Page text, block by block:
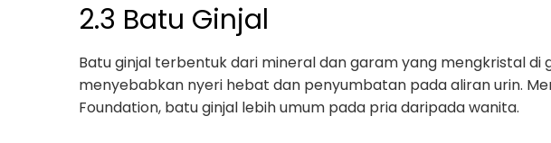
2.3 Batu Ginjal
Batu ginjal terbentuk dari mineral dan garam yang mengkristal di
menyebabkan nyeri hebat dan penyumbatan pada aliran urin.
Foundation, batu ginjal lebih umum pada pria daripada wanita.